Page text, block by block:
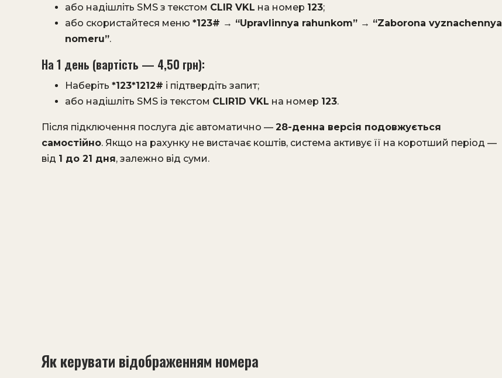
або надішліть SMS з текстом CLIR VKL на номер 123;
або скористайтеся меню *123# → “Upravlinnya rahunkom” → “Zaborona vyznachennya
nomeru”.
На 1 день (вартість — 4,50 грн):
Наберіть *123*1212# і підтвердіть запит;
або надішліть SMS із текстом CLIR1D VKL на номер 123.
Після підключення послуга діє автоматично — 28-денна версія подовжується
самостійно. Якщо на рахунку не вистачає коштів, система активує її на коротший період —
від 1 до 21 дня, залежно від суми.
Як керувати відображенням номера